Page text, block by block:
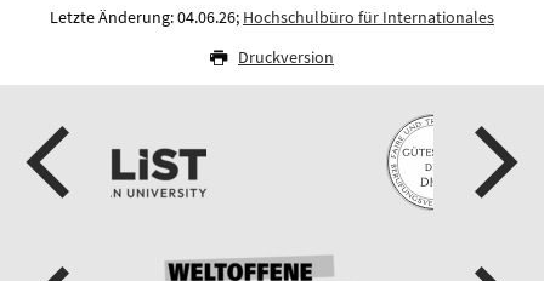
Letzte Änderung: 04.06.26; Hochschulbüro für Internationales
Druckversion